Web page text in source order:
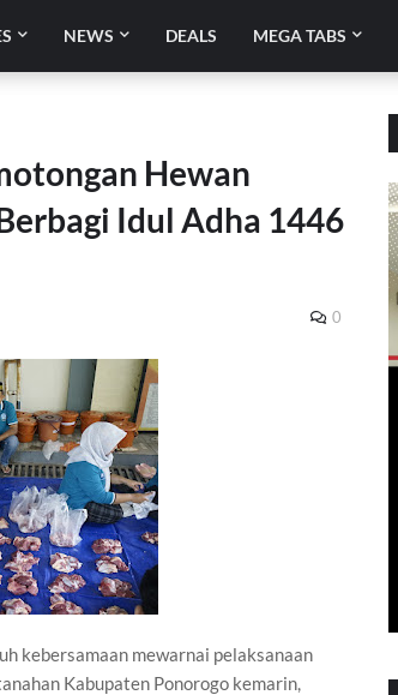
NEWS DEALS MEGA TABS
Hewan
Idul Adha 1446
0
kebersamaan mewarnai pelaksanaan
Kabupaten Ponorogo kemarin,